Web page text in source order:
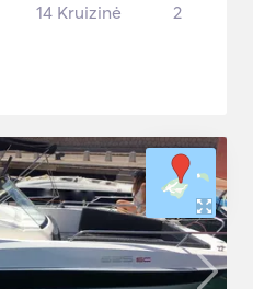
14 Kruizinė 2